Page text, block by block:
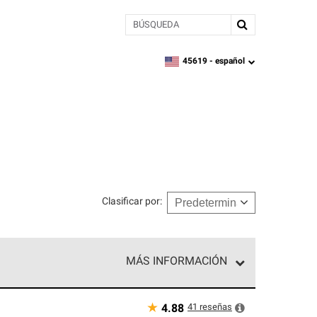
BÚSQUEDA
zipcode, language
45619 - español
Clasificar por:
MÁS INFORMACIÓN
y confiabilidad.
★ 4.88 41 reseñas